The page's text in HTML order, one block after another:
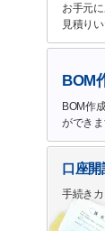
お手元
見積り
BOM
BOM作
ができ
口座
手続き